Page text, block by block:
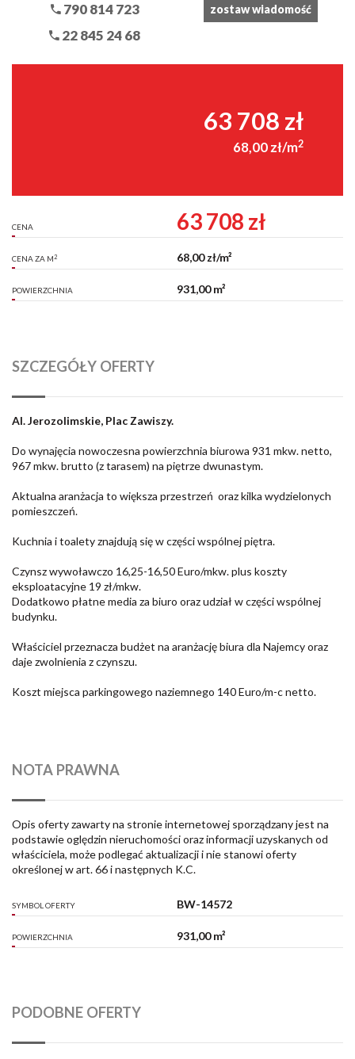
790 814 723
22 845 24 68
zostaw wiadomość
63 708 zł
68,00 zł/m2
CENA 63 708 zł
CENA ZA M2 68,00 zł/m²
POWIERZCHNIA 931,00 m²
SZCZEGÓŁY OFERTY
Al. Jerozolimskie, Plac Zawiszy.
Do wynajęcia nowoczesna powierzchnia biurowa 931 mkw. netto,
967 mkw. brutto (z tarasem) na piętrze dwunastym.
Aktualna aranżacja to większa przestrzeń oraz kilka wydzielonych
pomieszczeń.
Kuchnia i toalety znajdują się w części wspólnej piętra.
Czynsz wywoławczo 16,25-16,50 Euro/mkw. plus koszty
eksploatacyjne 19 zł/mkw.
Dodatkowo płatne media za biuro oraz udział w części wspólnej
budynku.
Właściciel przeznacza budżet na aranżację biura dla Najemcy oraz
daje zwolnienia z czynszu.
Koszt miejsca parkingowego naziemnego 140 Euro/m-c netto.
NOTA PRAWNA
Opis oferty zawarty na stronie internetowej sporządzany jest na
podstawie oględzin nieruchomości oraz informacji uzyskanych od
właściciela, może podlegać aktualizacji i nie stanowi oferty
określonej w art. 66 i następnych K.C.
SYMBOL OFERTY BW-14572
POWIERZCHNIA 931,00 m²
PODOBNE OFERTY